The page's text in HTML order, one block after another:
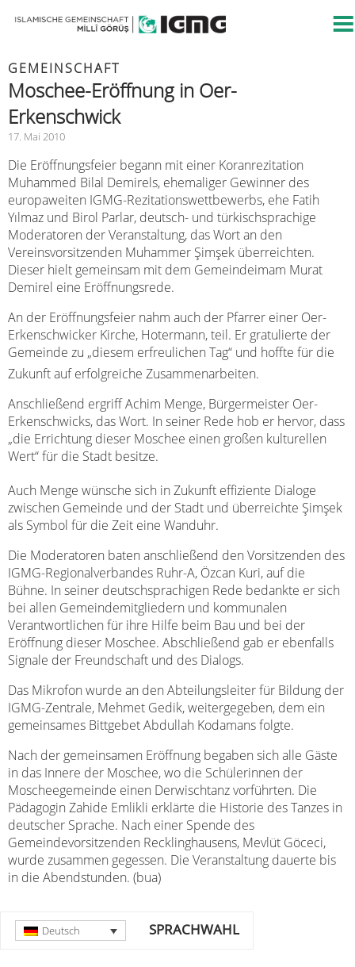
GEMEINSCHAFT
Moschee-Eröffnung in Oer-
Erkenschwick
17. Mai 2010
Die Eröffnungsfeier begann mit einer Koranrezitation
Muhammed Bilal Demirels, ehemaliger Gewinner des
europaweiten IGMG-Rezitationswettbewerbs, ehe Fatih
Yılmaz und Birol Parlar, deutsch- und türkischsprachige
Moderatoren der Veranstaltung, das Wort an den
Vereinsvorsitzenden Muhammer Şimşek überreichten.
Dieser hielt gemeinsam mit dem Gemeindeimam Murat
Demirel eine Eröffnungsrede.
An der Eröffnungsfeier nahm auch der Pfarrer einer Oer-
Erkenschwicker Kirche, Hotermann, teil. Er gratulierte der
Gemeinde zu „diesem erfreulichen Tag“ und hoffte für die
Zukunft auf erfolgreiche Zusammenarbeiten.
Anschließend ergriff Achim Menge, Bürgermeister Oer-
Erkenschwicks, das Wort. In seiner Rede hob er hervor, dass
„die Errichtung dieser Moschee einen großen kulturellen
Wert“ für die Stadt besitze.
Auch Menge wünsche sich in Zukunft effiziente Dialoge
zwischen Gemeinde und der Stadt und überreichte Şimşek
als Symbol für die Zeit eine Wanduhr.
Die Moderatoren baten anschließend den Vorsitzenden des
IGMG-Regionalverbandes Ruhr-A, Özcan Kuri, auf die
Bühne. In seiner deutschsprachigen Rede bedankte er sich
bei allen Gemeindemitgliedern und kommunalen
Verantwortlichen für ihre Hilfe beim Bau und bei der
Eröffnung dieser Moschee. Abschließend gab er ebenfalls
Signale der Freundschaft und des Dialogs.
Das Mikrofon wurde an den Abteilungsleiter für Bildung der
IGMG-Zentrale, Mehmet Gedik, weitergegeben, dem ein
gemeinsames Bittgebet Abdullah Kodamans folgte.
Nach der gemeinsamen Eröffnung begaben sich alle Gäste
in das Innere der Moschee, wo die Schülerinnen der
Moscheegemeinde einen Derwischtanz vorführten. Die
Pädagogin Zahide Emlikli erklärte die Historie des Tanzes in
deutscher Sprache. Nach einer Spende des
Gemeindevorsitzenden Recklinghausens, Mevlüt Göceci,
wurde zusammen gegessen. Die Veranstaltung dauerte bis
in die Abendstunden. (bua)
SPRACHWAHL
Deutsch